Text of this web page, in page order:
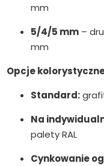
mm
5/4/5 mm –
mm
Opcje
Standard:
Na
palety RAL
Cynkowanie